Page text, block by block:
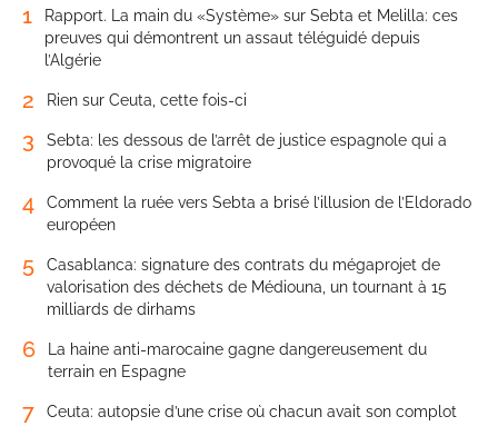
1
Rapport. La main du «Système» sur Sebta et Melilla: ces
preuves qui démontrent un assaut téléguidé depuis
l’Algérie
2 Rien sur Ceuta, cette fois-ci
3
Sebta: les dessous de l’arrêt de justice espagnole qui a
provoqué la crise migratoire
4
Comment la ruée vers Sebta a brisé l’illusion de l’Eldorado
européen
5
Casablanca: signature des contrats du mégaprojet de
valorisation des déchets de Médiouna, un tournant à 15
milliards de dirhams
6
La haine anti-marocaine gagne dangereusement du
terrain en Espagne
7 Ceuta: autopsie d’une crise où chacun avait son complot